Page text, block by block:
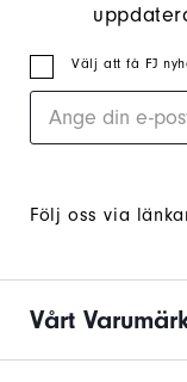
Välj att få FJ
Följ oss via
Vårt